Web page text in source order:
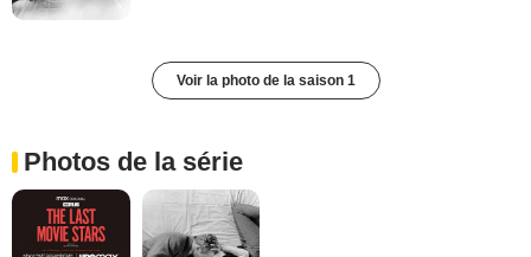
Voir la photo de la saison 1
Photos de la série